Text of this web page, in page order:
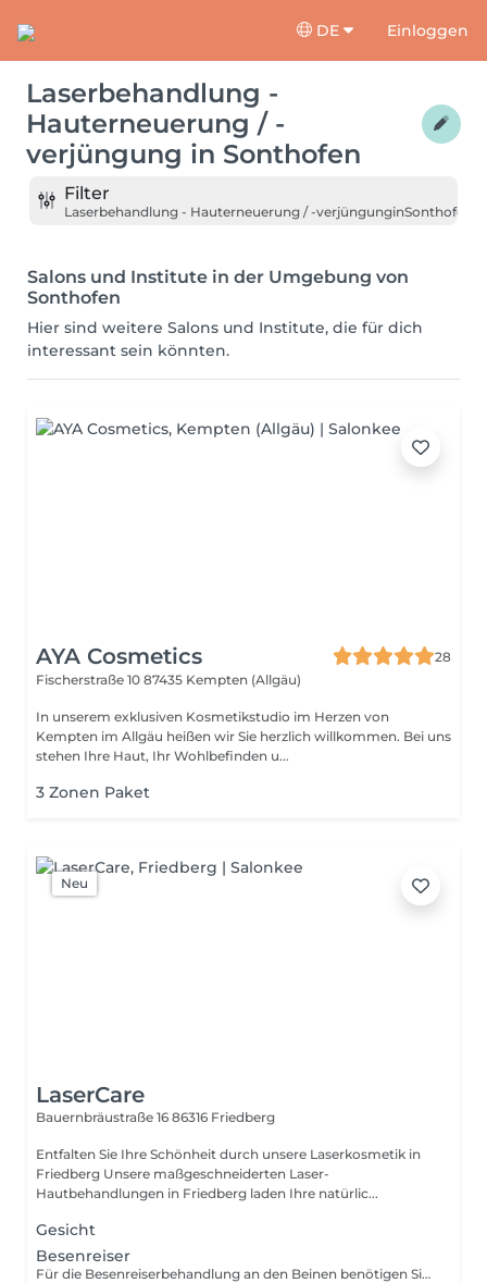
DE Einloggen
Laserbehandlung -
Hauterneuerung / -
verjüngung in Sonthofen
Filter
Laserbehandlung - Hauterneuerung / -verjüngunginSonthofen
Salons und Institute in der Umgebung von
Sonthofen
Hier sind weitere Salons und Institute, die für dich
interessant sein könnten.
AYA Cosmetics
28
Fischerstraße 10 87435 Kempten (Allgäu)
In unserem exklusiven Kosmetik­studio im Herzen von
Kempten im Allgäu heißen wir Sie herzlich willkommen. Bei uns
stehen Ihre Haut, Ihr Wohlbefinden u...
3 Zonen Paket
Neu
LaserCare
Bauernbräustraße 16 86316 Friedberg
Entfalten Sie Ihre Schönheit durch unsere Laserkosmetik in
Friedberg Unsere maßgeschneiderten Laser-
Hautbehandlungen in Friedberg laden Ihre natürlic...
Gesicht
Besenreiser
Für die Besenreiserbehandlung an den Beinen benötigen Sie unbedingt Kompressionsstrümpfe (bis Hüfte) Klasse 2.